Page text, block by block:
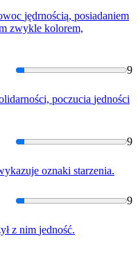
jędrnością, posiadaniem
zwykle kolorem,
9
poczucia jedności
9
oznaki starzenia.
9
z nim jedność.